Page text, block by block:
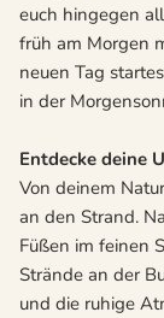
euch hingegen
früh am Morgen
neuen Tag
in der
Entdecke deine
Von deinem
an den Strand.
Füßen im feinen
Strände an der
und die ruhige